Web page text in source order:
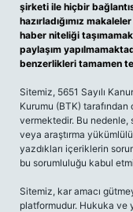
şirketi ile hiçbir
hazırladığımız
haber niteliği
paylaşım
benzerlikleri tamamen
Sitemiz, 5651 Sayılı
Kurumu (BTK) tarafından
vermektedir. Bu
veya araştırma
yazdıkları içeriklerin
bu sorumluluğu kabul
Sitemiz, kar amacı
platformudur. Hukuka ve